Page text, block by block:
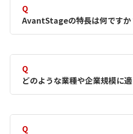
Q
AvantStageの特長は何ですか
測・需給計画の「
価管理・販売物流の「
与の「SuperStream-NX」
Q
どのような業種や企業規模に
Q